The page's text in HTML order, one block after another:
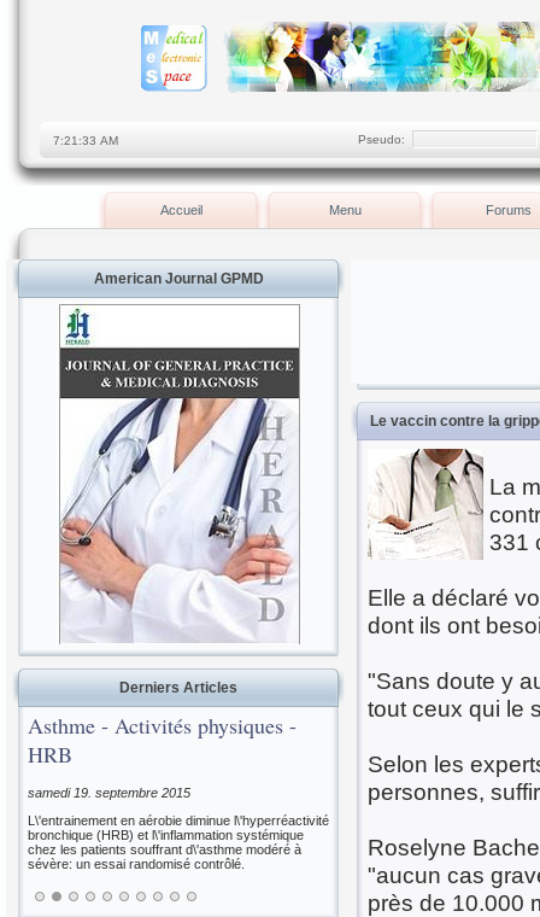
Pseudo:
Accueil Menu Forums
American Journal GPMD
Derniers Articles
Asthme - Activités physiques -
HRB
samedi 19. septembre 2015
L\'entrainement en aérobie diminue l\'hyperréactivité
bronchique (HRB) et l\'inflammation systémique
chez les patients souffrant d\'asthme modéré à
sévère: un essai randomisé contrôlé.
Le vaccin contre la
La
331
Elle a déclaré
dont ils ont
"Sans doute y
tout ceux qui le
Selon les
personnes,
Roselyne
"aucun cas
près de 10.000